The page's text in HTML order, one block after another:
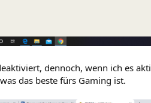
dennoch, wenn ich es
das beste fürs Gaming ist.